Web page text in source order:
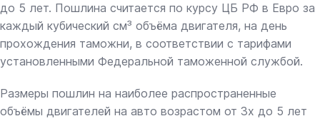
до 5 лет. Пошлина считается по курсу ЦБ РФ в Евро за
каждый кубический см³ объёма двигателя, на день
прохождения таможни, в соответствии с тарифами
установленными Федеральной таможенной службой.
Размеры пошлин на наиболее распространенные
объёмы двигателей на авто возрастом от 3х до 5 лет